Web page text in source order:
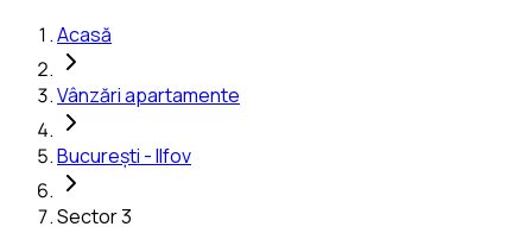
Acasă
Vânzări apartamente
București - Ilfov
Sector 3